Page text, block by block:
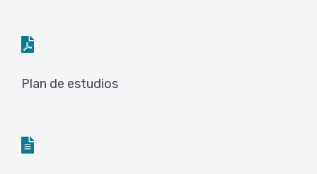
Plan de estudios